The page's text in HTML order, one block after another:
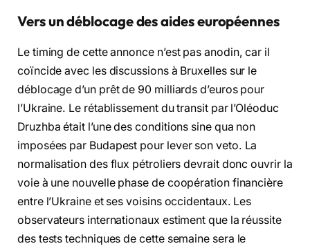
Vers un déblocage des aides européennes
Le timing de cette annonce n’est pas anodin, car il
coïncide avec les discussions à Bruxelles sur le
déblocage d’un prêt de 90 milliards d’euros pour
l’Ukraine. Le rétablissement du transit par l’Oléoduc
Druzhba était l’une des conditions sine qua non
imposées par Budapest pour lever son veto. La
normalisation des flux pétroliers devrait donc ouvrir la
voie à une nouvelle phase de coopération financière
entre l’Ukraine et ses voisins occidentaux. Les
observateurs internationaux estiment que la réussite
des tests techniques de cette semaine sera le